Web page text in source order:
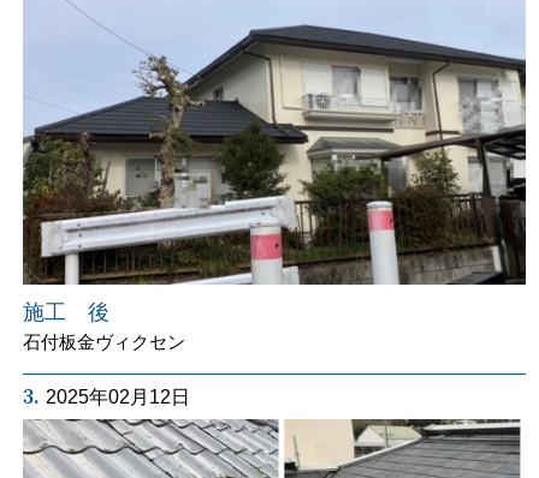
施工 後
石付板金ヴィクセン
3. 2025年02月12日